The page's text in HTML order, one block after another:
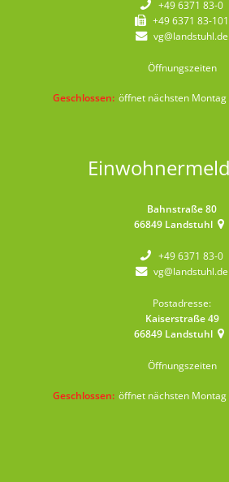
+49 6371 83-0
+49 6371 83-101
vg@landstuhl.de
Öffnungszeiten
Klicken, um weitere Öffnungs- oder
Geschlossen: öffnet nächsten
Bahnstraße 80
66849 Landstuhl
+49 6371 83-0
vg@landstuhl.de
Postadresse:
Kaiserstraße 49
66849 Landstuhl
Öffnungszeiten
Klicken, um weitere Öffnungs- oder
Geschlossen: öffnet nächsten